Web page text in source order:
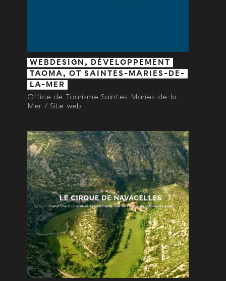
WEBDESIGN, DÉVELOPPEMENT
TAOMA, OT SAINTES-MARIES-DE-
LA-MER
Office de Tourisme Saintes-Maries-de-la-
Mer / Site web